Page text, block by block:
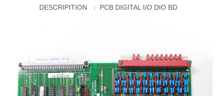
DESCRIPITION ： PCB DIGITAL I/O DIO BD